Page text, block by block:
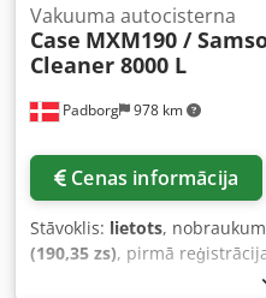
Padborg 978 km
Vakuuma autocisterna
Case MXM190 /
Cleaner 8000 L
Cenas informācija
Stāvoklis: lietots,
(190,35 zs), pirmā
, Ražošanas